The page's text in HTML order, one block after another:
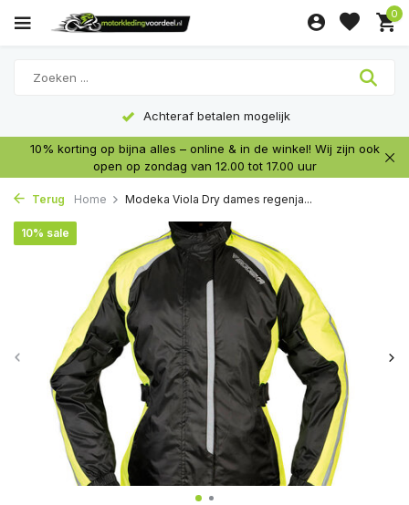
0
Achteraf betalen mogelijk
10% korting op bijna alles – online & in de winkel! Wij zijn ook
open op zondag van 12.00 tot 17.00 uur
Terug Home Modeka Viola Dry dames regenja...
10% sale